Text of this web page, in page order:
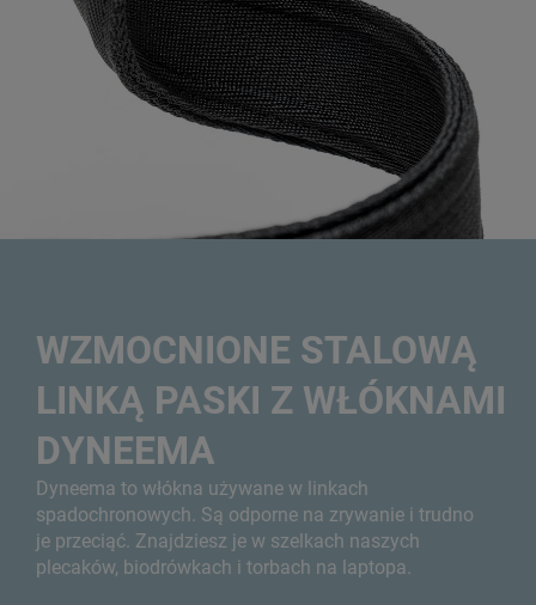
WZMOCNIONE STALOWĄ
LINKĄ PASKI Z WŁÓKNAMI
DYNEEMA
Dyneema to włókna używane w linkach
spadochronowych. Są odporne na zrywanie i trudno
je przeciąć. Znajdziesz je w szelkach naszych
plecaków, biodrówkach i torbach na laptopa.